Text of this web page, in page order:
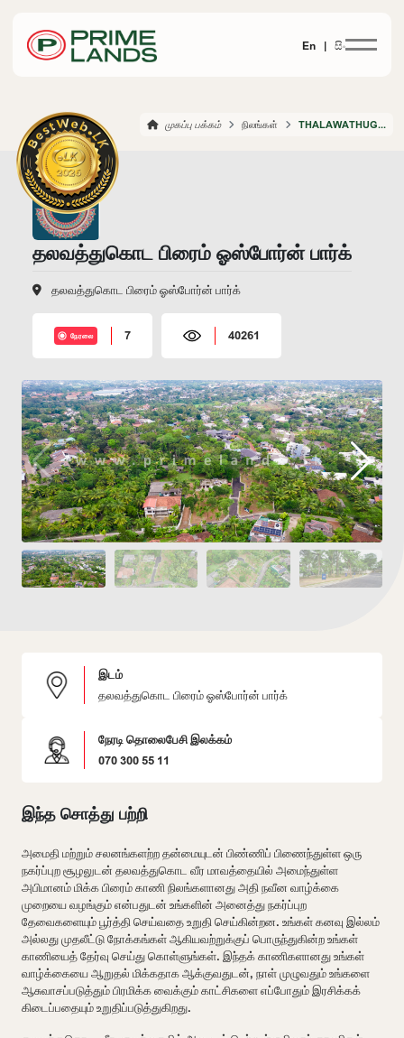
En | සිං
முகப்பு பக்கம் நிலங்கள் THALAWATHUGODA PRIME OSBORNE PARK
தலவத்துகொட பிரைம் ஓஸ்போர்ன் பார்க்
தலவத்துகொட பிரைம் ஓஸ்போர்ன் பார்க்
நேரலை 7 40261
இடம்
தலவத்துகொட பிரைம் ஓஸ்போர்ன் பார்க்
நேரடி தொலைபேசி இலக்கம்
070 300 55 11
இந்த சொத்து பற்றி
அமைதி மற்றும் சலனங்களற்ற தன்மையுடன் பிண்ணிப் பிணைந்துள்ள ஒரு
நகர்ப்புற சூழலுடன் தலவத்துகொட வீர மாவத்தையில் அமைந்துள்ள
அபிமானம் மிக்க பிரைம் காணி நிலங்களானது அதி நவீன வாழ்க்கை
முறையை வழங்கும் என்பதுடன் உங்களின் அனைத்து நகர்ப்புற
தேவைகளையும் பூர்த்தி செய்வதை உறுதி செய்கின்றன. உங்கள் கனவு இல்லம்
அல்லது முதலீட்டு நோக்கங்கள் ஆகியவற்றுக்குப் பொருந்துகின்ற உங்கள்
காணியைத் தேர்வு செய்து கொள்ளுங்கள். இந்தக் காணிகளானது உங்கள்
வாழ்க்கையை ஆறுதல் மிக்கதாக ஆக்குவதுடன், நாள் முழுவதும் உங்களை
ஆசுவாசப்படுத்தும் பிரமிக்க வைக்கும் காட்சிகளை எப்போதும் இரசிக்கக்
கிடைப்பதையும் உறுதிப்படுத்துகிறது.